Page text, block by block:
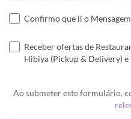
Confirmo que li o
Receber ofertas de
Hibiya (Pickup & Delivery)
Ao submeter este formulário,